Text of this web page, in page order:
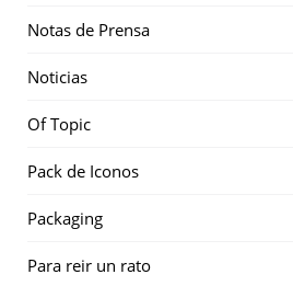
Notas de Prensa
Noticias
Of Topic
Pack de Iconos
Packaging
Para reir un rato